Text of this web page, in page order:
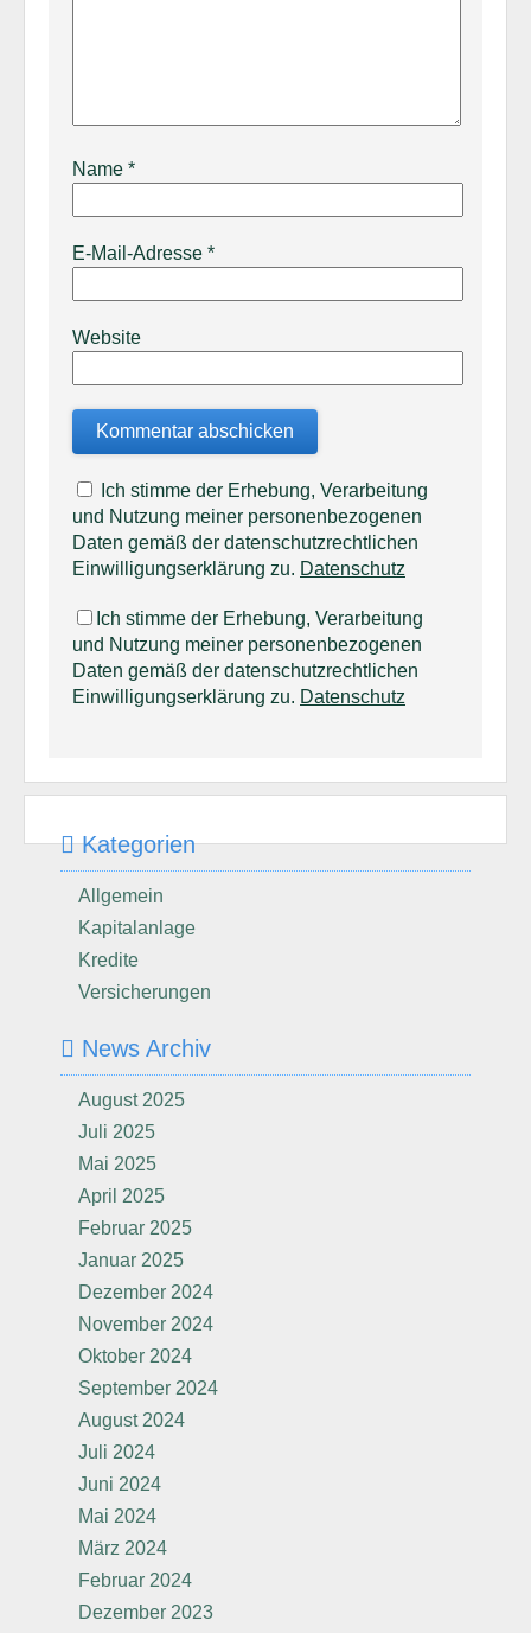
Name *
E-Mail-Adresse *
Website
Ich stimme der Erhebung, Verarbeitung
und Nutzung meiner personenbezogenen
Daten gemäß der datenschutzrechtlichen
Einwilligungserklärung zu. Datenschutz
Ich stimme der Erhebung, Verarbeitung
und Nutzung meiner personenbezogenen
Daten gemäß der datenschutzrechtlichen
Einwilligungserklärung zu. Datenschutz
Kategorien
Allgemein
Kapitalanlage
Kredite
Versicherungen
News Archiv
August 2025
Juli 2025
Mai 2025
April 2025
Februar 2025
Januar 2025
Dezember 2024
November 2024
Oktober 2024
September 2024
August 2024
Juli 2024
Juni 2024
Mai 2024
März 2024
Februar 2024
Dezember 2023